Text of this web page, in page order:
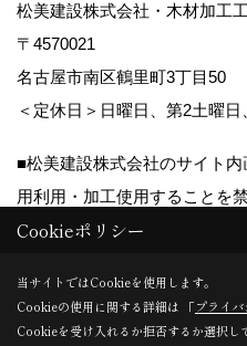
松美建設株式会社・木材加工
〒4570021
名古屋市南区鶴里町3丁目50
＜定休日＞日曜日、第2土曜日
■松美建設株式会社のサイト
用利用・加工使用することを禁
Copyright (c) matsumikensetsu. All
Produced byゴデスクリエイト
Cookieポリシー
当サイトではCookieを使用します。
Cookieの使用に関する詳細は 「プライ
Cookieを受け入れるか拒否するか選択し